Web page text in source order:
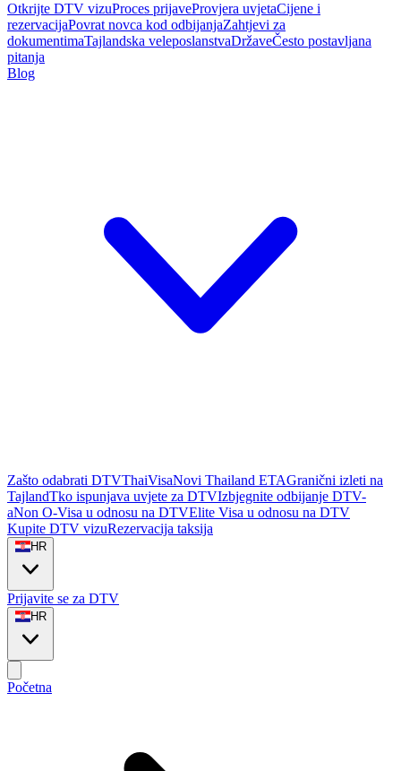
Otkrijte DTV vizuProces prijaveProvjera uvjetaCijene i
rezervacijaPovrat novca kod odbijanjaZahtjevi za
dokumentimaTajlandska veleposlanstvaDržaveČesto postavljana
pitanja
Blog
Zašto odabrati DTVThaiVisaNovi Thailand ETAGranični izleti na
TajlandTko ispunjava uvjete za DTVIzbjegnite odbijanje DTV-
aNon O-Visa u odnosu na DTVElite Visa u odnosu na DTV
Kupite DTV vizuRezervacija taksija
HR
Prijavite se za DTV
HR
Početna